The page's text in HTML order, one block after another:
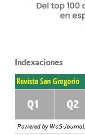
Indexaciones